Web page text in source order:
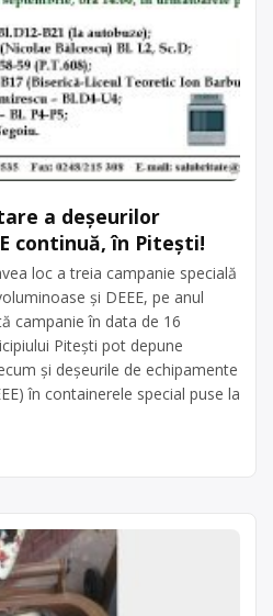
a deșeurilor
continuă, în Pitești!
loc a treia campanie specială
și DEEE, pe anul
campanie în data de 16
Pitești pot depune
și deșeurile de echipamente
în containerele special puse la